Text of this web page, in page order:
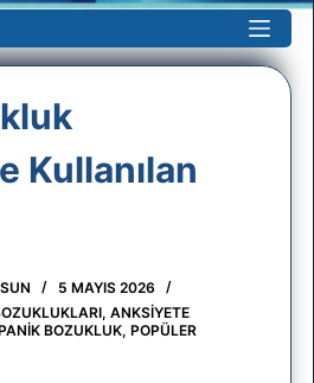
Kullanılan
5 MAYIS 2026
, ANKSIYETE
BOZUKLUK, POPÜLER